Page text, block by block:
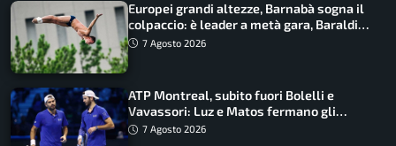
Europei grandi altezze, Barnabà sogna il
colpaccio: è leader a metà gara, Baraldi
ancora in corsa
7 Agosto 2026
ATP Montreal, subito fuori Bolelli e
Vavassori: Luz e Matos fermano gli
azzurri
7 Agosto 2026